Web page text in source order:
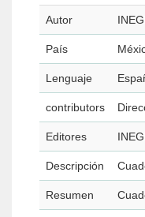
Autor
País
Lenguaje
contributors
Editores
Descripción
Resumen